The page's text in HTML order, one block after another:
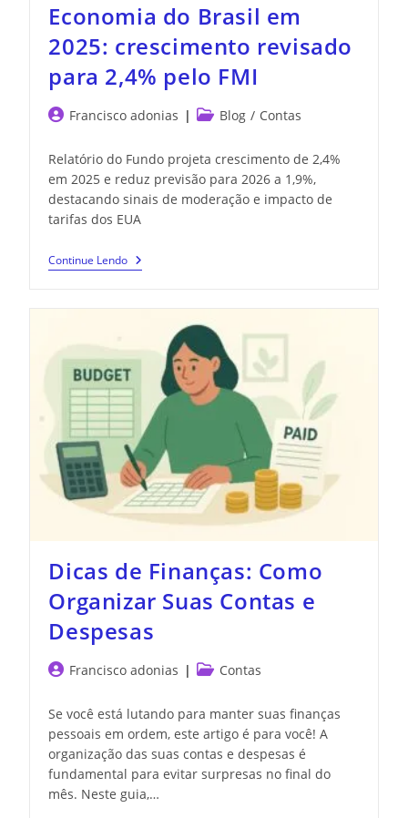
Economia do Brasil em
2025: crescimento revisado
para 2,4% pelo FMI
Francisco adonias Blog / Contas
Relatório do Fundo projeta crescimento de 2,4%
em 2025 e reduz previsão para 2026 a 1,9%,
destacando sinais de moderação e impacto de
tarifas dos EUA
Continue Lendo
Dicas de Finanças: Como
Organizar Suas Contas e
Despesas
Francisco adonias Contas
Se você está lutando para manter suas finanças
pessoais em ordem, este artigo é para você! A
organização das suas contas e despesas é
fundamental para evitar surpresas no final do
mês. Neste guia,…